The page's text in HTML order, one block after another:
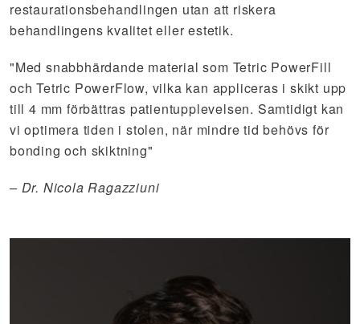
restaurationsbehandlingen utan att riskera
behandlingens kvalitet eller estetik.
"Med snabbhärdande material som Tetric PowerFill
och Tetric PowerFlow, vilka kan appliceras i skikt upp
till 4 mm förbättras patientupplevelsen. Samtidigt kan
vi optimera tiden i stolen, när mindre tid behövs för
bonding och skiktning"
– Dr. Nicola Ragazziuni